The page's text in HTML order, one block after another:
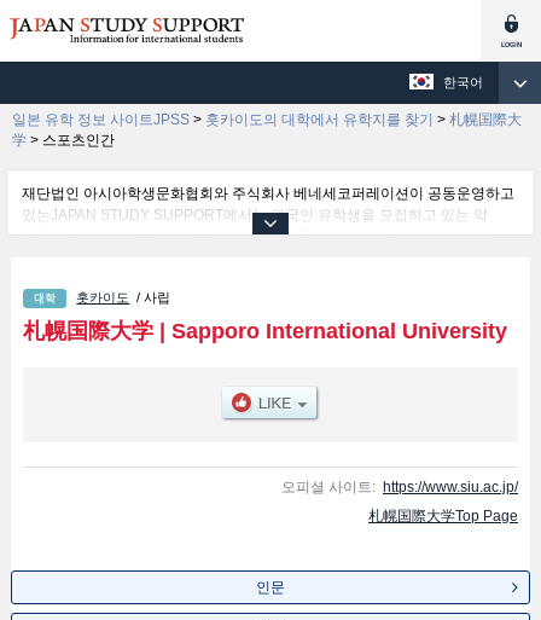
한국어
일본 유학 정보 사이트JPSS > 홋카이도의 대학에서 유학지를 찾기 > 札幌国際大
学 > 스포츠인간
재단법인 아시아학생문화협회와 주식회사 베네세코퍼레이션이 공동운영하고
있는JAPAN STUDY SUPPORT에서는 외국인 유학생을 모집하고 있는 약
1,300여 개의 대학・대학원・단기대학・전문학교의 정보를 게재하고 있습니
학부및스포츠인간 학부 등의 학부별 정보, 모집정원과 합격자수 등의 입시정
보, 시설안내, 교통정보 등 외국인 유학생에게 유익하고 필요한 정보를 게재하
고 있으므로 많이 이용해 주시기 바랍니다.
홋카이도 / 사립
札幌国際大学| Sapporo International University
오피셜 사이트: https://www.siu.ac.jp/
札幌国際大学Top Page
인문